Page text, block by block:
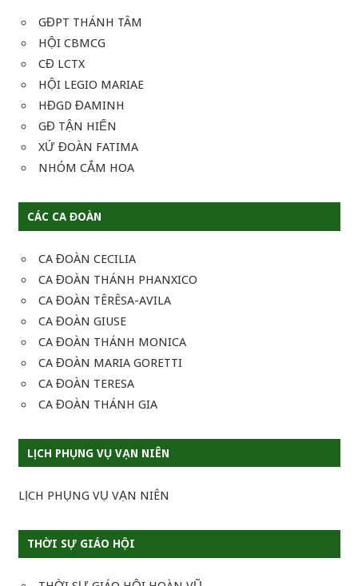
GĐPT THÁNH TÂM
HỘI CBMCG
CĐ LCTX
HỘI LEGIO MARIAE
HĐGD ĐAMINH
GĐ TẬN HIẾN
XỨ ĐOÀN FATIMA
NHÓM CẮM HOA
CÁC CA ĐOÀN
CA ĐOÀN CECILIA
CA ĐOÀN THÁNH PHANXICO
CA ĐOÀN TÊRÊSA-AVILA
CA ĐOÀN GIUSE
CA ĐOÀN THÁNH MONICA
CA ĐOÀN MARIA GORETTI
CA ĐOÀN TERESA
CA ĐOÀN THÁNH GIA
LỊCH PHỤNG VỤ VẠN NIÊN
LỊCH PHỤNG VỤ VẠN NIÊN
THỜI SỰ GIÁO HỘI